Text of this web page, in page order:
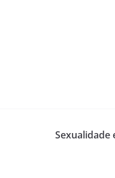
Sexualidade